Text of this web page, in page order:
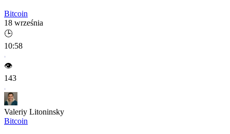
Bitcoin
18 września
🕒
10:58
👁️
143
Valeriy Litoninsky
Bitcoin